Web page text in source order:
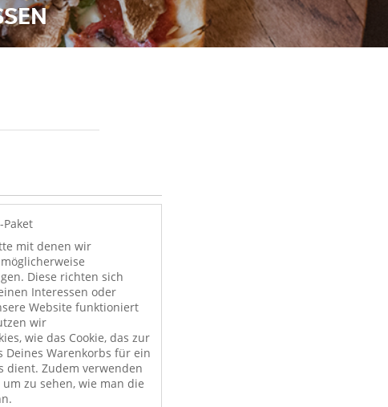
Paket
mit denen wir
Diese richten sich
Interessen oder
Website funktioniert
wir
wie das Cookie, das zur
Deines Warenkorbs für ein
dient. Zudem verwenden
zu sehen, wie man die